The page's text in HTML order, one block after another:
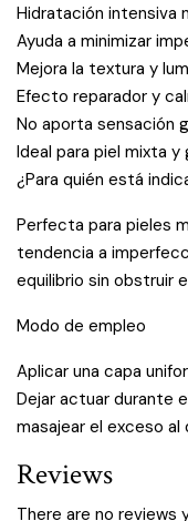
Hidratación intensiva
Ayuda a minimizar
Mejora la textura y
Efecto reparador y
No aporta sensación
Ideal para piel mixta y
¿Para quién está
Perfecta para pieles
tendencia a
equilibrio sin obstruir
Modo de empleo
Aplicar una capa
Dejar actuar durante
masajear el exceso
Reviews
There are no reviews